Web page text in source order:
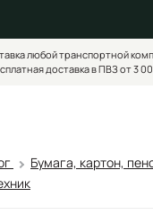
любой транспортной
доставка в ПВЗ от 3
Бумага, картон,